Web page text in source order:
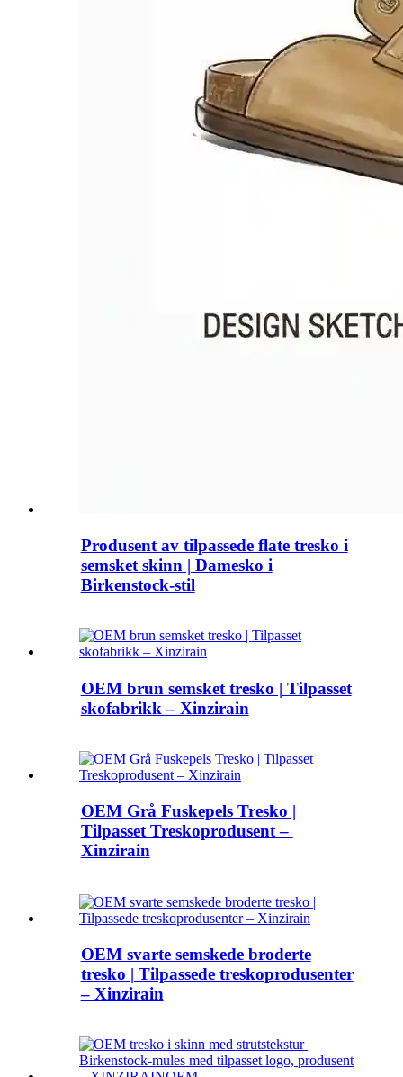
Produsent av tilpassede flate tresko i
semsket skinn | Damesko i
Birkenstock-stil
OEM brun semsket tresko | Tilpasset
skofabrikk – Xinzirain
OEM Grå Fuskepels Tresko |
Tilpasset Treskoprodusent – ​​
Xinzirain
OEM svarte semskede broderte
tresko | Tilpassede treskoprodusenter
– Xinzirain